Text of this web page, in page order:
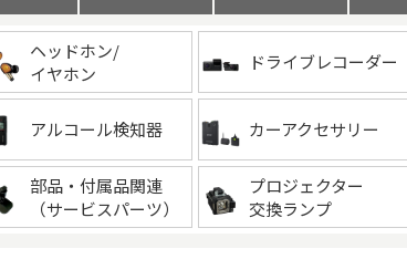
ヘッドホン/
イヤホン
ドライブレコーダー
アルコール検知器 カーアクセサリー
部品・付属品関連
（サービスパーツ）
プロジェクター
交換ランプ